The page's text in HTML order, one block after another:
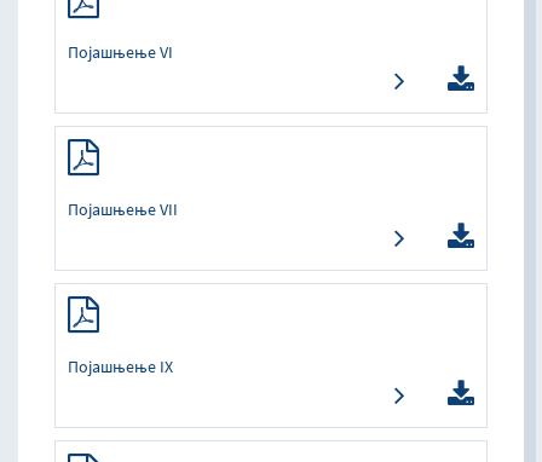
Појашњење VI
Појашњење VII
Појашњење IX